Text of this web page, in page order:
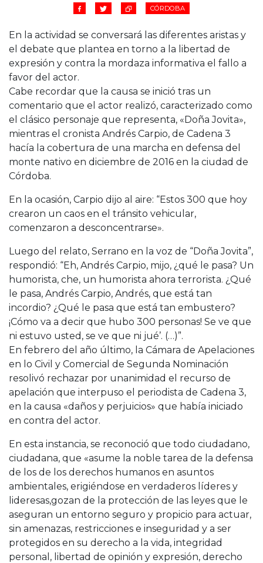
CÓRDOBA
En la actividad se conversará las diferentes aristas y
el debate que plantea en torno a la libertad de
expresión y contra la mordaza informativa el fallo a
favor del actor.
Cabe recordar que la causa se inició tras un
comentario que el actor realizó, caracterizado como
el clásico personaje que representa, «Doña Jovita»,
mientras el cronista Andrés Carpio, de Cadena 3
hacía la cobertura de una marcha en defensa del
monte nativo en diciembre de 2016 en la ciudad de
Córdoba.
En la ocasión, Carpio dijo al aire: “Estos 300 que hoy
crearon un caos en el tránsito vehicular,
comenzaron a desconcentrarse».
Luego del relato, Serrano en la voz de “Doña Jovita”,
respondió: “Eh, Andrés Carpio, mijo, ¿qué le pasa? Un
humorista, che, un humorista ahora terrorista. ¿Qué
le pasa, Andrés Carpio, Andrés, que está tan
incordio? ¿Qué le pasa que está tan embustero?
¡Cómo va a decir que hubo 300 personas! Se ve que
ni estuvo usted, se ve que ni jué’. (…)”.
En febrero del año último, la Cámara de Apelaciones
en lo Civil y Comercial de Segunda Nominación
resolivó rechazar por unanimidad el recurso de
apelación que interpuso el periodista de Cadena 3,
en la causa «daños y perjuicios» que había iniciado
en contra del actor.
En esta instancia, se reconoció que todo ciudadano,
ciudadana, que «asume la noble tarea de la defensa
de los de los derechos humanos en asuntos
ambientales, erigiéndose en verdaderos líderes y
lideresas,gozan de la protección de las leyes que le
aseguran un entorno seguro y propicio para actuar,
sin amenazas, restricciones e inseguridad y a ser
protegidos en su derecho a la vida, integridad
personal, libertad de opinión y expresión, derecho